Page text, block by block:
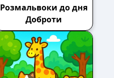
Розмальвоки до дня
Доброти